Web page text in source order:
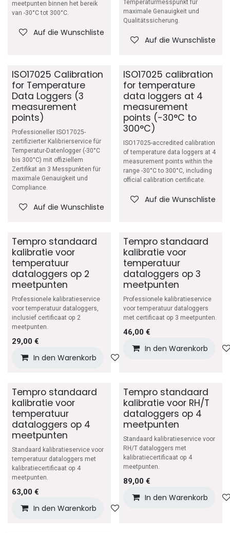
meetpunten binnen het bereik
van -30°C tot 300°C.
Auf die Wunschliste
Temperaturmesspunkt für
maximale Genauigkeit und
Qualitätssicherung.
Auf die Wunschliste
ISO17025 Calibration
for Temperature
Data Loggers (3
measurement
points)
Professioneller ISO17025-
zertifizierter Kalibrierservice für
Temperatur-Datenlogger (-30°C
bis 300°C) mit offiziellem
Zertifikat an 3 Messpunkten für
maximale Genauigkeit und
Compliance.
Auf die Wunschliste
ISO17025 calibration
for temperature
data loggers at 4
measurement
points (-30°C to
300°C)
ISO17025-accredited calibration
of temperature data loggers at 4
measurement points within the
range -30°C to 300°C, including
official calibration certificate.
Auf die Wunschliste
Tempro standaard
kalibratie voor
temperatuur
dataloggers op 2
meetpunten
Professionele kalibratieservice
voor temperatuur dataloggers,
inclusief certificaat op 2
meetpunten.
29,00 €
In den Warenkorb
Tempro standaard
kalibratie voor
temperatuur
dataloggers op 3
meetpunten
Professionele kalibratieservice
voor temperatuur dataloggers
met certificaat op 3 meetpunten.
46,00€
In den Warenkorb
Tempro standaard
kalibratie voor
temperatuur
dataloggers op 4
meetpunten
Standaard kalibratieservice voor
temperatuur dataloggers met
kalibratiecertificaat op 4
meetpunten.
63,00 €
In den Warenkorb
Tempro standaard
kalibratie voor RH/T
dataloggers op 4
meetpunten
Standaard kalibratieservice voor
RH/T dataloggers met
kalibratiecertificaat op 4
meetpunten.
89,00€
In den Warenkorb